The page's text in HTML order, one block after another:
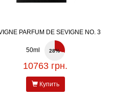
PARFUM DE SEVIGNE NO. 3
50ml 28%
10763 грн.
Купить